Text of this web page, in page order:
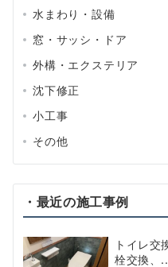
水まわり・設備
窓・サッシ・ドア
外構・エクステリア
沈下修正
小工事
その他
・最近の施工事例
トイレ交
栓交換、